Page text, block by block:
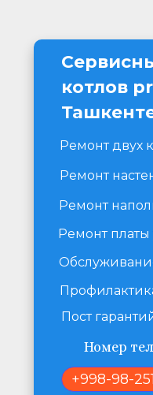
Номер
котлов
Ремонт двух
Ремонт
Ремонт
Ремонт
Пост
+998-98-